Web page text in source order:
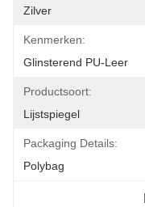
Zilver
Kenmerken:
Glinsterend PU-Leer
Productsoort:
Lijstspiegel
Packaging Details:
Polybag